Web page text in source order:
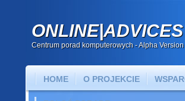
ONLINE|ADVICES
Centrum porad komputerowych - Alpha Version
HOME O PROJEKCIE